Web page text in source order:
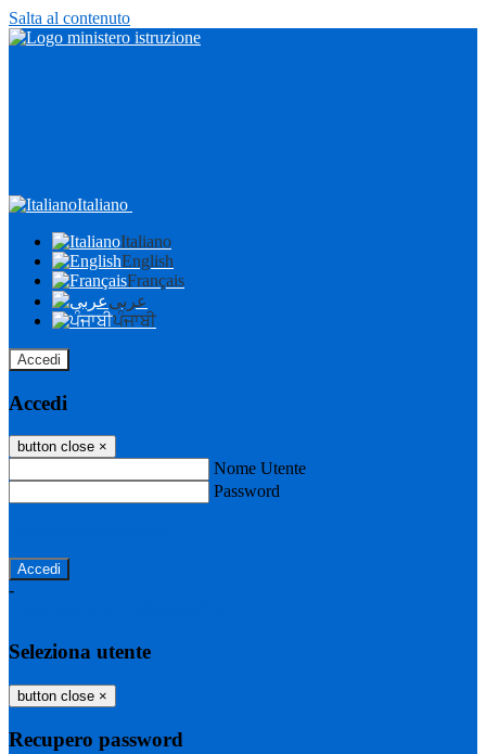
Salta al contenuto
Italiano
Italiano
English
Français
عربى
ਪੰਜਾਬੀ
Accedi
Accedi
button close ×
Nome Utente
Password
-
Seleziona utente
button close ×
Recupero password